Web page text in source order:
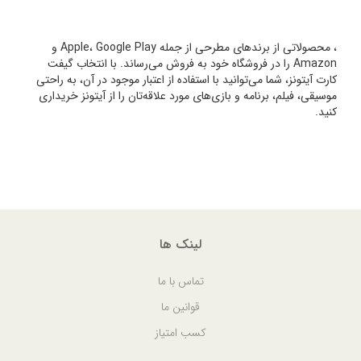
، محصولاتی از برندهای مطرحی از جمله Apple، Google Play و
Amazon را در فروشگاه خود به فروش می‌رساند. با انتخاب گیفت
کارت آیتونز، شما می‌توانید با استفاده از اعتبار موجود در آن، به راحتی
موسیقی، فیلم، برنامه و بازی‌های مورد علاقه‌تان را از آیتونز خریداری
کنید.
لینک ها
تماس با ما
قوانین ما
کسب امتیاز